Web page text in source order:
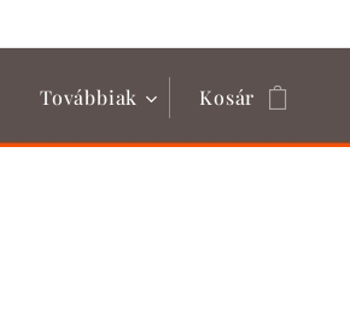
Továbbiak Kosár